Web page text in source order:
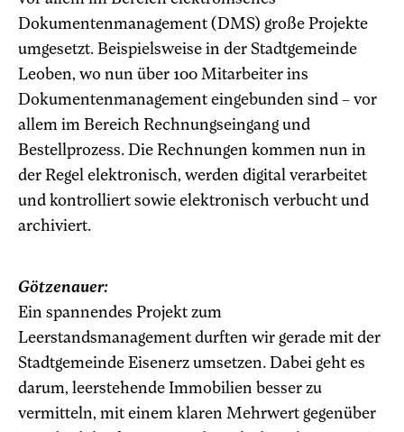
Dokumentenmanagement (DMS) große Projekte
umgesetzt. Beispielsweise in der Stadtgemeinde
Leoben, wo nun über 100 Mitarbeiter ins
Dokumentenmanagement eingebunden sind – vor
allem im Bereich Rechnungseingang und
Bestellprozess. Die Rechnungen kommen nun in
der Regel elektronisch, werden digital verarbeitet
und kontrolliert sowie elektronisch verbucht und
archiviert.
Götzenauer:
Ein spannendes Projekt zum
Leerstandsmanagement durften wir gerade mit der
Stadtgemeinde Eisenerz umsetzen. Dabei geht es
darum, leerstehende Immobilien besser zu
vermitteln, mit einem klaren Mehrwert gegenüber